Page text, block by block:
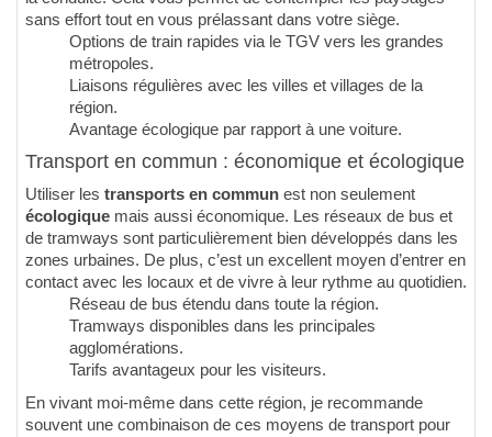
sans effort tout en vous prélassant dans votre siège.
Options de train rapides via le TGV vers les grandes
métropoles.
Liaisons régulières avec les villes et villages de la
région.
Avantage écologique par rapport à une voiture.
Transport en commun : économique et écologique
Utiliser les transports en commun est non seulement
écologique mais aussi économique. Les réseaux de bus et
de tramways sont particulièrement bien développés dans les
zones urbaines. De plus, c’est un excellent moyen d’entrer en
contact avec les locaux et de vivre à leur rythme au quotidien.
Réseau de bus étendu dans toute la région.
Tramways disponibles dans les principales
agglomérations.
Tarifs avantageux pour les visiteurs.
En vivant moi-même dans cette région, je recommande
souvent une combinaison de ces moyens de transport pour